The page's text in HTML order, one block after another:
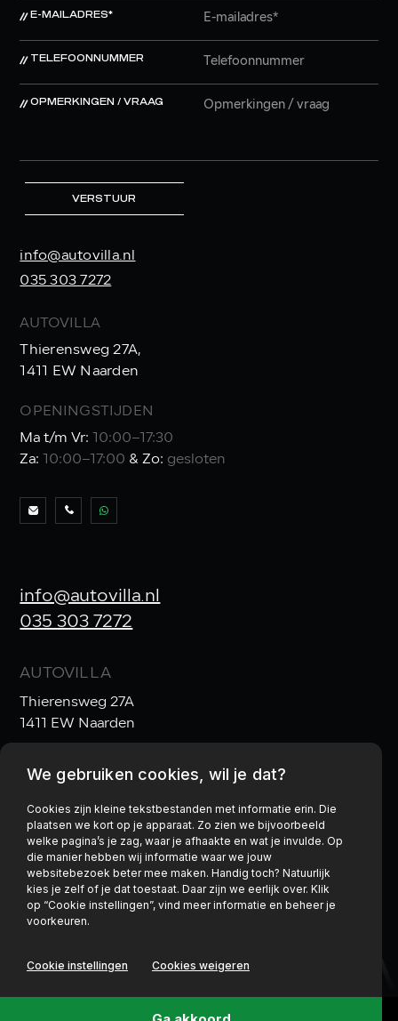
E-MAILADRES*
TELEFOONNUMMER
OPMERKINGEN / VRAAG
VERSTUUR
info@autovilla.nl
035 303 7272
AUTOVILLA
Thierensweg 27A,
1411 EW Naarden
OPENINGSTIJDEN
Ma t/m Vr:
10:00–17:30
Za:
10:00–17:00 & Zo: gesloten
info@autovilla.nl
035 303 7272
AUTOVILLA
Thierensweg 27A
1411 EW Naarden
OPENINGSTIJDEN
Ma t/m Vr: 10:00–17:30
Za:10:00–17:00& Zo:gesloten
Privacy policy
We gebruiken cookies, wil je dat?
Cookies zijn kleine tekstbestanden met informatie erin. Die
plaatsen we kort op je apparaat. Zo zien we bijvoorbeeld
welke pagina’s je zag, waar je afhaakte en wat je invulde. Op
die manier hebben wij informatie waar we jouw
websitebezoek beter mee maken. Handig toch? Natuurlijk
kies je zelf of je dat toestaat. Daar zijn we eerlijk over. Klik
op “Cookie instellingen”, vind meer informatie en beheer je
voorkeuren.
Cookie instellingen Cookies weigeren